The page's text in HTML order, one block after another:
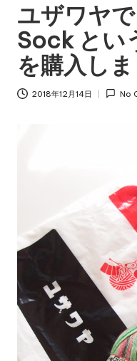
ユザワヤ
Sock とい
を購入しま
2018年12月14日 No